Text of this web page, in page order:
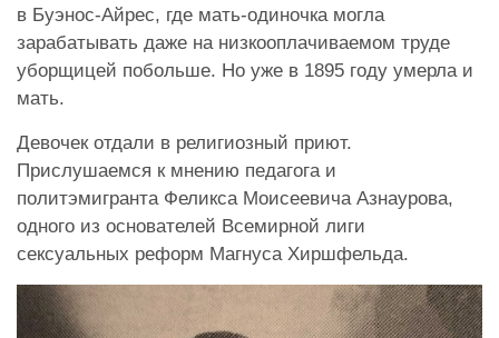
в Буэнос-Айрес, где мать-одиночка могла
зарабатывать даже на низкооплачиваемом труде
уборщицей побольше. Но уже в 1895 году умерла и
мать.
Девочек отдали в религиозный приют.
Прислушаемся к мнению педагога и
политэмигранта Феликса Моисеевича Азнаурова,
одного из основателей Всемирной лиги
сексуальных реформ Магнуса Хиршфельда.